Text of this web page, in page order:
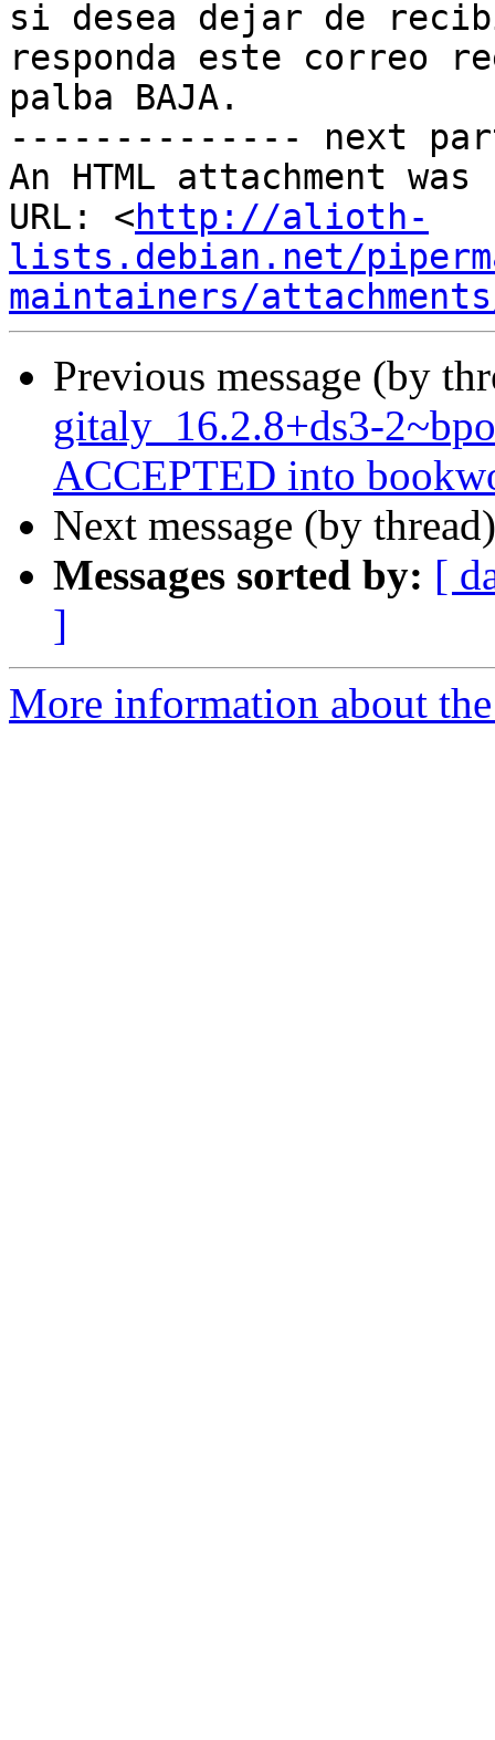
si desea dejar de
responda este correo
palba BAJA.
-------------- next
An HTML attachment
URL: <http://alioth-
lists.debian.net/
maintainers/
Previous message (by
gitaly_16.2.8+ds3-
ACCEPTED into
Next message (by
Messages sorted by: [
]
More information about